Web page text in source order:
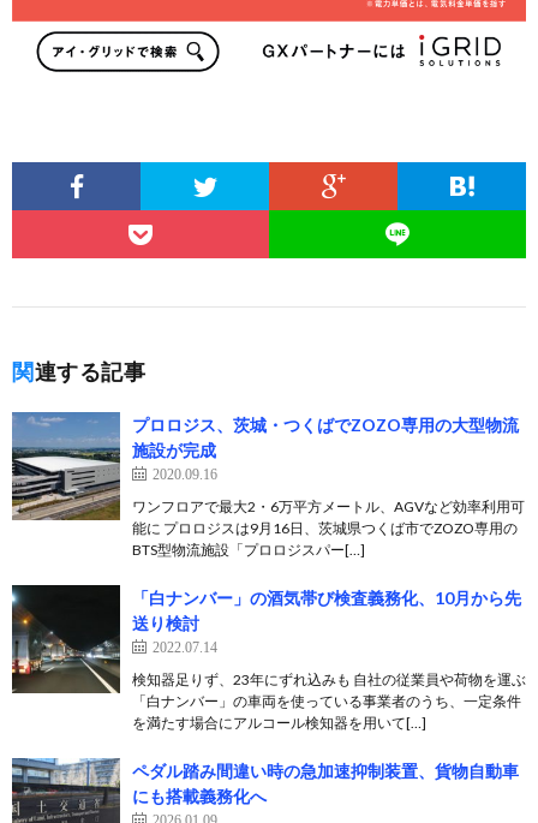
関連する記事
プロロジス、茨城・つくばでZOZO専用の大型物流
施設が完成
2020.09.16
ワンフロアで最大2・6万平方メートル、AGVなど効率利用可
能に プロロジスは9月16日、茨城県つくば市でZOZO専用の
BTS型物流施設「プロロジスパー[…]
「白ナンバー」の酒気帯び検査義務化、10月から先
送り検討
2022.07.14
検知器足りず、23年にずれ込みも 自社の従業員や荷物を運ぶ
「白ナンバー」の車両を使っている事業者のうち、一定条件
を満たす場合にアルコール検知器を用いて[…]
ペダル踏み間違い時の急加速抑制装置、貨物自動車
にも搭載義務化へ
2026.01.09